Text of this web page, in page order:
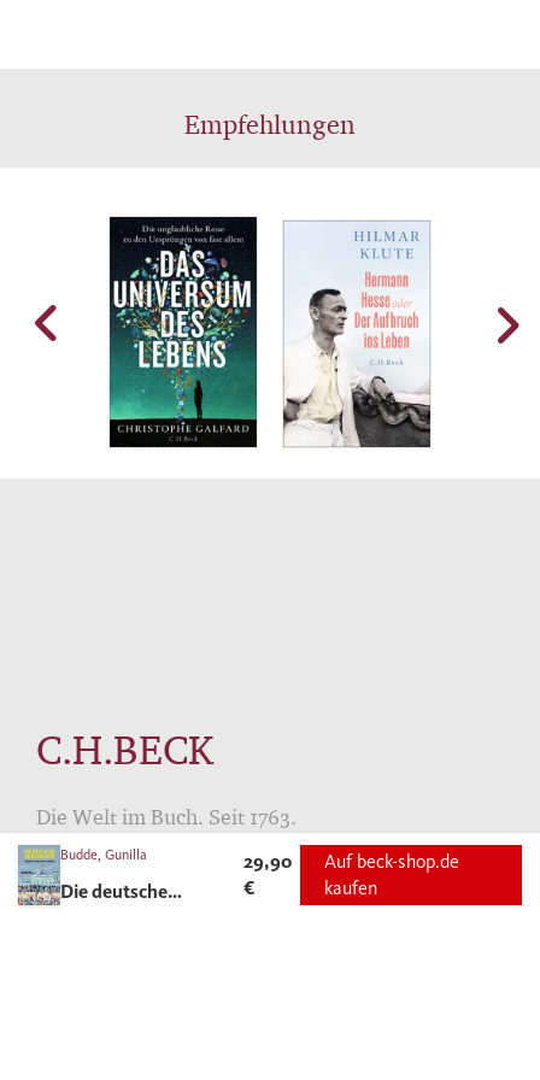
Budde, Gunilla
Die deutsche
29,90
€
Auf beck-shop.de
kaufen
Empfehlungen
C.H.BECK
Die Welt im Buch. Seit 1763.